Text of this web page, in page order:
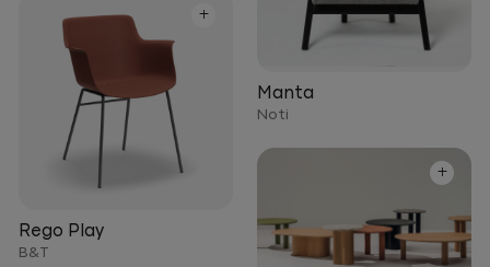
Manta
Noti
+
Rego Play
B&T
+